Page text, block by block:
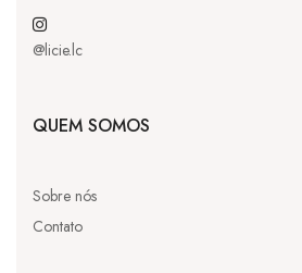
@licie.lc
QUEM SOMOS
Sobre nós
Contato